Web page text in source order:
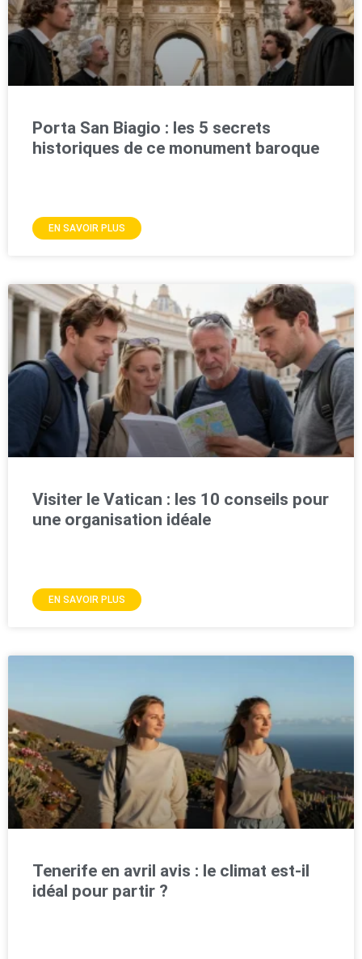
Porta San Biagio : les 5 secrets
historiques de ce monument baroque
EN SAVOIR PLUS
Visiter le Vatican : les 10 conseils pour
une organisation idéale
EN SAVOIR PLUS
Tenerife en avril avis : le climat est-il
idéal pour partir ?